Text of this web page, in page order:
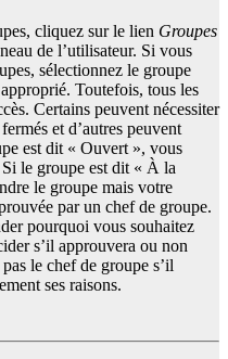
cliquez sur le lien Groupes
de l’utilisateur. Si vous
sélectionnez le groupe
Toutefois, tous les
Certains peuvent nécessiter
et d’autres peuvent
est dit « Ouvert », vous
le groupe est dit « À la
le groupe mais votre
par un chef de groupe.
pourquoi vous souhaitez
s’il approuvera ou non
le chef de groupe s’il
ses raisons.